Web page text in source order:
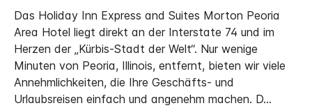
Das Holiday Inn Express and Suites Morton Peoria
Area Hotel liegt direkt an der Interstate 74 und im
Herzen der „Kürbis-Stadt der Welt“. Nur wenige
Minuten von Peoria, Illinois, entfernt, bieten wir viele
Annehmlichkeiten, die Ihre Geschäfts- und
Urlaubsreisen einfach und angenehm machen. D...